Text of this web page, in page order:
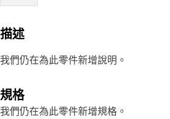
描述
我們仍在為此零件新增說明。
規格
我們仍在為此零件新增規格。